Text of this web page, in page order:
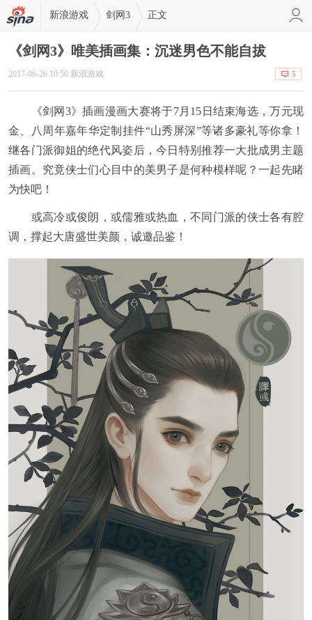
新浪游戏 剑网3 正文
《剑网3》唯美插画集：沉迷男色不能自拔
2017-06-26 10:50 新浪游戏 5
《剑网3》插画漫画大赛将于7月15日结束海选，万元现
金、八周年嘉年华定制挂件“山秀屏深”等诸多豪礼等你拿！
继各门派御姐的绝代风姿后，今日特别推荐一大批成男主题
插画。究竟侠士们心目中的美男子是何种模样呢？一起先睹
为快吧！
或高冷或俊朗，或儒雅或热血，不同门派的侠士各有腔
调，撑起大唐盛世美颜，诚邀品鉴！